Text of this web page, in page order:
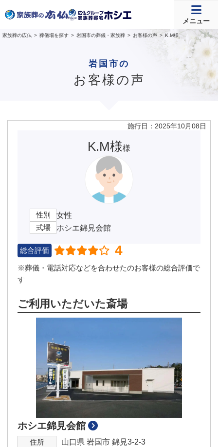
メニュー
家族葬の広仏 葬儀場を探す 岩国市の葬儀・家族葬 お客様の声 K.M様
岩国市の
お客様の声
施行日：2025年10月08日
K.M様様
性別
女性
式場
ホシエ錦見会館
総合評価 4
※葬儀・電話対応などを合わせたのお客様の総合評価で
す
ご利用いただいた斎場
ホシエ錦見会館
住所 山口県 岩国市 錦見3-2-3